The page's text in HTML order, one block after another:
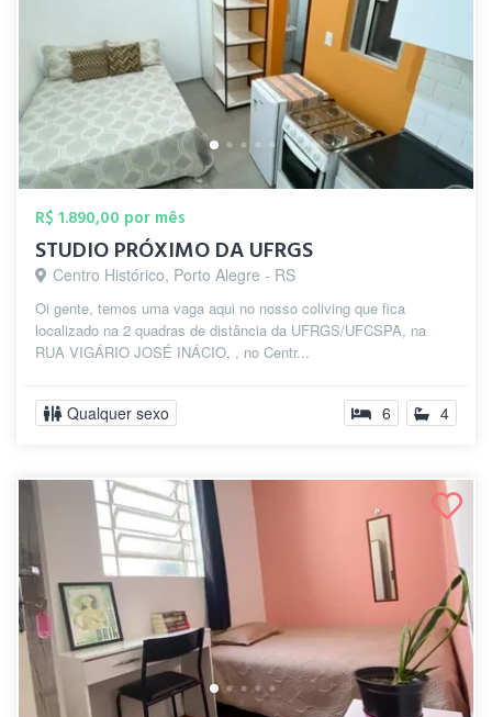
R$ 1.890,00 por mês
STUDIO PRÓXIMO DA UFRGS
Centro Histórico, Porto Alegre - RS
Oi gente, temos uma vaga aqui no nosso coliving que fica
localizado na 2 quadras de distância da UFRGS/UFCSPA, na
RUA VIGÁRIO JOSÉ INÁCIO, , no Centr...
Qualquer sexo 6 4